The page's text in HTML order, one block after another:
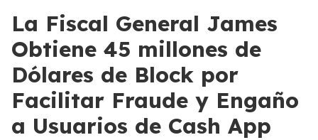
La Fiscal General James
Obtiene 45 millones de
Dólares de Block por
Facilitar Fraude y Engaño
a Usuarios de Cash App